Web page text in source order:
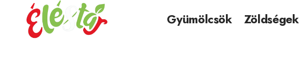
Gyümölcsök Zöldségek